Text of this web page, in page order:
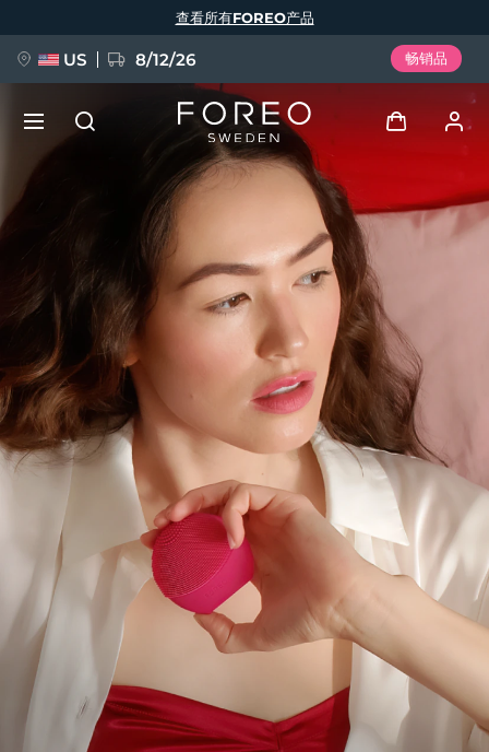
查看所有FOREO产品
US 8/12/26 畅销品
登录
我的设备
我的订单
我的地址
我的订阅
FAQ™ Pure Beauty-Tech Elixir
BREAKING NEWS
issa™ Teeth Whitening Set
FAQ™ Dual LED Panel
热门产品
语言
English Deutsch
Español
Français
Português
Polski
Svenska
Русский
Türkçe
简体中文 繁體中文
发货国家
美国 预计送达日期 8/12/26
英国 预计送达日期 8/11/26
西班牙 预计送达日期 8/11/26
澳大利亚 预计送达日期 8/14/26